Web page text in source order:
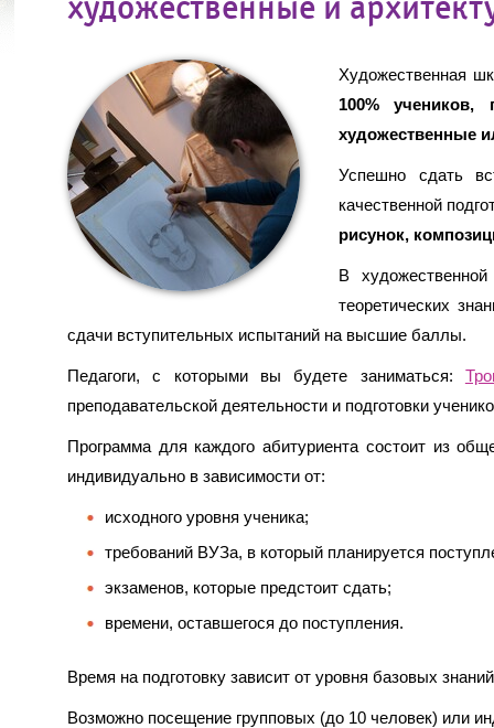
художественные и
Художественная
100%
художественные
Успешно сдать
качественной
рисунок,
В
теоретических
сдачи вступительных испытаний на высшие баллы.
Педагоги, с которыми вы будете заниматься:
преподавательской деятельности и подготовки
Программа для каждого абитуриента состоит из
индивидуально в зависимости от:
исходного уровня ученика;
требований ВУЗа, в который планируется
экзаменов, которые предстоит сдать;
времени, оставшегося до поступления.
Время на подготовку зависит от уровня базовых
Возможно посещение групповых (до 10 человек) или